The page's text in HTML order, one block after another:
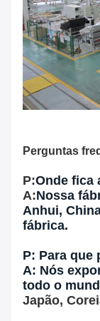
Perguntas
P:Onde fica
A:Nossa
Anhui,
fábrica.
P: Para que
A: Nós
todo o
Japão,